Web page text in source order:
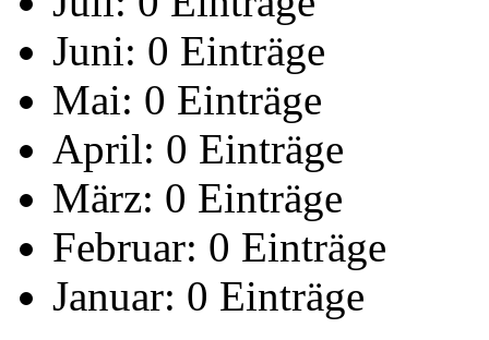
Juni: 0 Einträge
Mai: 0 Einträge
April: 0 Einträge
März: 0 Einträge
Februar: 0 Einträge
Januar: 0 Einträge